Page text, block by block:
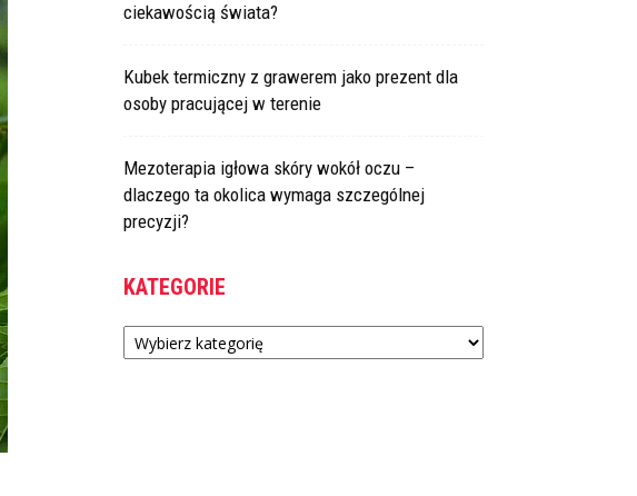
ciekawością świata?
Kubek termiczny z grawerem jako prezent dla
osoby pracującej w terenie
Mezoterapia igłowa skóry wokół oczu –
dlaczego ta okolica wymaga szczególnej
precyzji?
KATEGORIE
Kategorie